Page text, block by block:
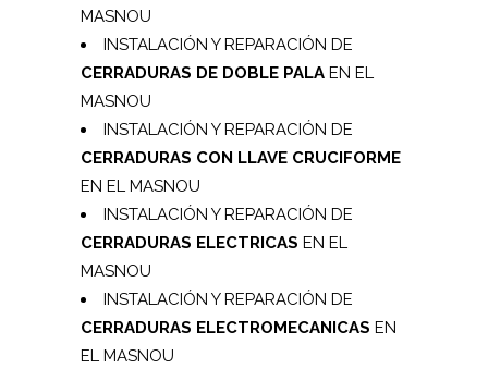
MASNOU
INSTALACIÓN Y REPARACIÓN DE
CERRADURAS DE DOBLE PALA EN EL
MASNOU
INSTALACIÓN Y REPARACIÓN DE
CERRADURAS CON LLAVE CRUCIFORME
EN EL MASNOU
INSTALACIÓN Y REPARACIÓN DE
CERRADURAS ELECTRICAS EN EL
MASNOU
INSTALACIÓN Y REPARACIÓN DE
CERRADURAS ELECTROMECANICAS EN
EL MASNOU